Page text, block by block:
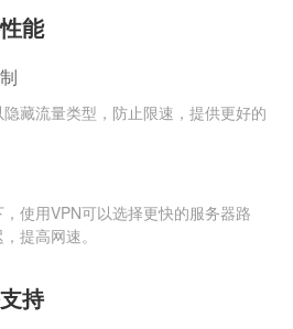
能
藏流量类型，防止限速，提供更好的
使用VPN可以选择更快的服务器路
提高网速。
持